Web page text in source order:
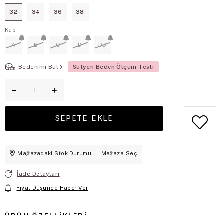
32 34 36 38
Kap
A B C D DD
Bedenimi Bul Sütyen Beden Ölçüm Testi
Mağazadaki Stok Durumu Mağaza Seç
İade Detayları
Fiyat Düşünce Haber Ver